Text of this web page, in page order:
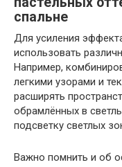
спальне
Для усиления
использовать
Например,
легкими узорами и
расширять
обрамлённых в
подсветку светлых
Важно помнить и об